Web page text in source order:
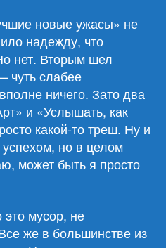
новые ужасы» не
надежду, что
нет. Вторым шел
чуть слабее
ничего. Зато два
и «Услышать, как
какой-то треш. Ну и
но в целом
может быть я просто
это мусор, не
же в большинстве из